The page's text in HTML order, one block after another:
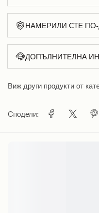
НАМЕРИЛИ СТЕ
ДОПЪЛНИТЕЛНА
Виж други продукти от
Сподели: